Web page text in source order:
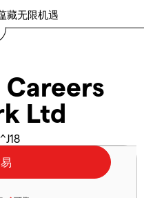
藏无限机遇
Ltd